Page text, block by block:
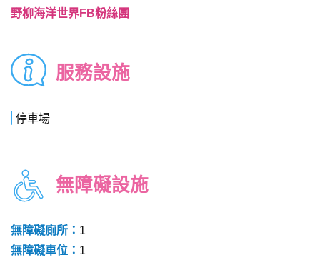
野柳海洋世界FB粉絲團
服務設施
停車場
無障礙設施
無障礙廁所： 1
無障礙車位： 1